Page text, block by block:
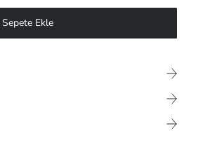
Sepete Ekle